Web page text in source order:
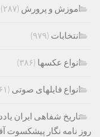
اموزش و پرورش (۲۸۷)
انتخابات (۹۷۹)
انواع عکسها (۳۸۶)
انواع فایلهای صوتی (۶۱)
تاریخ شفاهی ایران
روز نامه نگار پیشکسوت